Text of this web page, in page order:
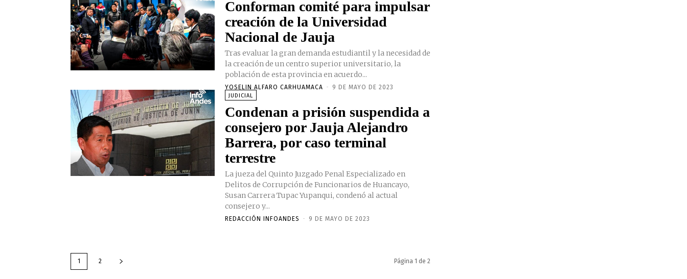
Conforman comité para impulsar
creación de la Universidad
Nacional de Jauja
Tras evaluar la gran demanda estudiantil y la necesidad de
la creación de un centro superior universitario, la
población de esta provincia en acuerdo...
YOSELIN ALFARO CARHUAMACA - 9 DE MAYO DE 2023
JUDICIAL
Condenan a prisión suspendida a
consejero por Jauja Alejandro
Barrera, por caso terminal
terrestre
La jueza del Quinto Juzgado Penal Especializado en
Delitos de Corrupción de Funcionarios de Huancayo,
Susan Carrera Tupac Yupanqui, condenó al actual
consejero y...
REDACCIÓN INFOANDES - 9 DE MAYO DE 2023
1 2 Página 1 de 2